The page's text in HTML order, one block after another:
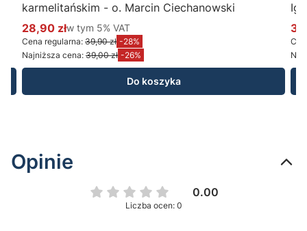
karmelitańskim - o. Marcin Ciechanowski
Cena promocyjna brutto
28,90 złw tym %s VAT
w tym 5% VAT
Cena regularna: 39,90 zł -28%
Najniższa cena: 39,00 zł -26%
Do koszyka
Opinie
0.00
Liczba ocen: 0